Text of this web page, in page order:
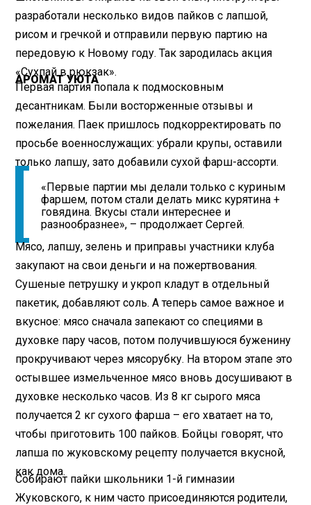
разработали несколько видов пайков с лапшой,
рисом и гречкой и отправили первую партию на
передовую к Новому году. Так зародилась акция
«Сухпай в рюкзак».
АРОМАТ УЮТА
Первая партия попала к подмосковным
десантникам. Были восторженные отзывы и
пожелания. Паек пришлось подкорректировать по
просьбе военнослужащих: убрали крупы, оставили
только лапшу, зато добавили сухой фарш-ассорти.
«Первые партии мы делали только с куриным
фаршем, потом стали делать микс курятина +
говядина. Вкусы стали интереснее и
разнообразнее», – продолжает Сергей.
Мясо, лапшу, зелень и приправы участники клуба
закупают на свои деньги и на пожертвования.
Сушеные петрушку и укроп кладут в отдельный
пакетик, добавляют соль. А теперь самое важное и
вкусное: мясо сначала запекают со специями в
духовке пару часов, потом получившуюся буженину
прокручивают через мясорубку. На втором этапе это
остывшее измельченное мясо вновь досушивают в
духовке несколько часов. Из 8 кг сырого мяса
получается 2 кг сухого фарша – его хватает на то,
чтобы приготовить 100 пайков. Бойцы говорят, что
лапша по жуковскому рецепту получается вкусной,
как дома.
Собирают пайки школьники 1-й гимназии
Жуковского, к ним часто присоединяются родители,